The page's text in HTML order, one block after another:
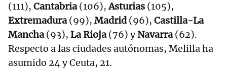
(111), Cantabria(106),Asturias (105),
Extremadura(99), Madrid(96), Castilla-La
Mancha(93), La Rioja(76) yNavarra(62).
Respecto a las ciudades autónomas, Melilla ha
asumido 24 y Ceuta, 21.